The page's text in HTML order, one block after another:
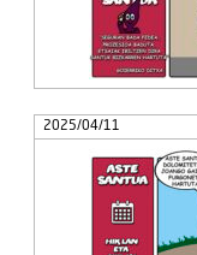
2025/04/11